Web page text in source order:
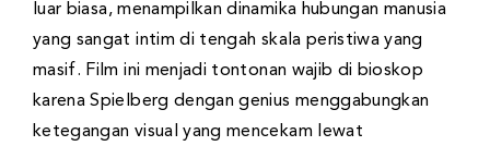
luar biasa, menampilkan dinamika hubungan manusia
yang sangat intim di tengah skala peristiwa yang
masif. Film ini menjadi tontonan wajib di bioskop
karena Spielberg dengan genius menggabungkan
ketegangan visual yang mencekam lewat